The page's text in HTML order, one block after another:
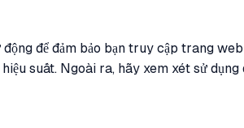
để đảm bảo bạn truy cập trang
suất. Ngoài ra, hãy xem xét sử